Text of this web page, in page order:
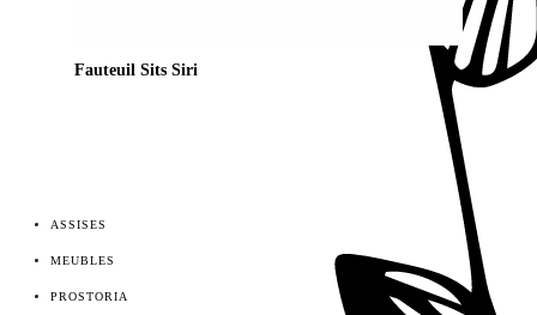
Fauteuil Sits Siri
ASSISES
MEUBLES
PROSTORIA